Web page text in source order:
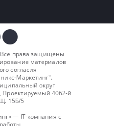
права защищены
материалов
согласия
Маркетинг".
округ
Проектируемый 4062-й
15Б/5
— IT-компания с